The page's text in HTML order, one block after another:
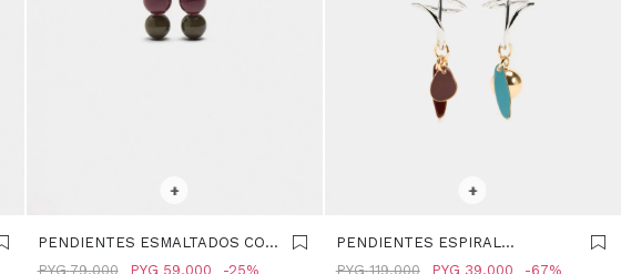
+
PENDIENTES ESMALTADOS CON
ESFERAS - MULTICOLOR
PYG 59.000
PYG 79.000 25
+
PENDIENTES ESPIRAL
COLGANTES DE ESMALTE -
PYG 39.000
PYG 119.000 67